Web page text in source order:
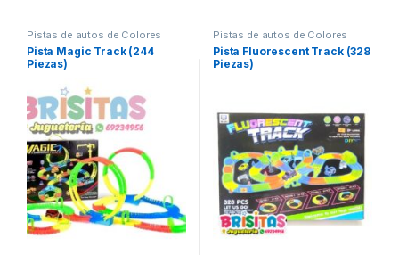
Pistas de autos de Colores
Pista Magic Track (244
Piezas)
Pistas de autos de Colores
Pista Fluorescent Track (328
Piezas)